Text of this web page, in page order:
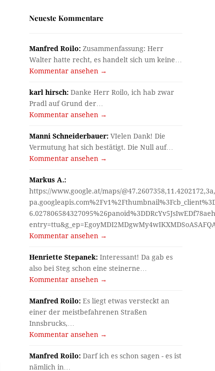
Neueste Kommentare
Manfred Roilo: Zusammenfassung: Herr
Walter hatte recht, es handelt sich um keine…
Kommentar ansehen →
karl hirsch: Danke Herr Roilo, ich hab zwar
Pradl auf Grund der…
Kommentar ansehen →
Manni Schneiderbauer: VIelen Dank! Die
Vermutung hat sich bestätigt. Die Null auf…
Kommentar ansehen →
Markus A.:
https://www.google.at/maps/
Kommentar ansehen →
Henriette Stepanek: Interessant! Da gab es
also bei Steg schon eine steinerne…
Kommentar ansehen →
Manfred Roilo: Es liegt etwas versteckt an
einer der meistbefahrenen Straßen
Innsbrucks,…
Kommentar ansehen →
Manfred Roilo: Darf ich es schon sagen - es ist
nämlich in…